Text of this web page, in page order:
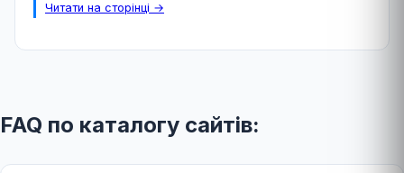
Читати на сторінці →
FAQ по каталогу сайтів: